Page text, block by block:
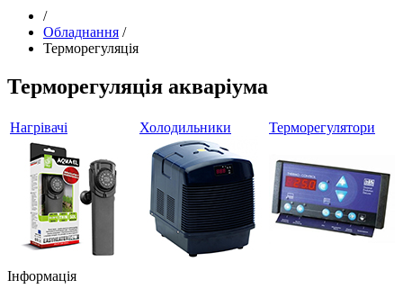
/
Обладнання /
Терморегуляція
Терморегуляція акваріума
Нагрівачі Холодильники Терморегулятори
Інформація